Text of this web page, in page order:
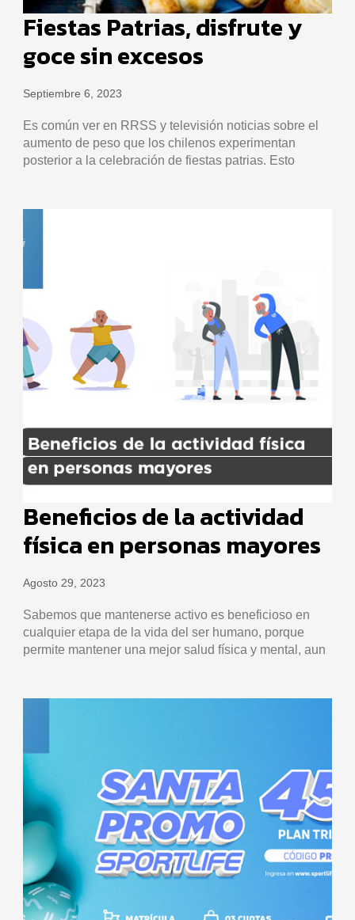
Fiestas Patrias, disfrute y
goce sin excesos
Septiembre 6, 2023
Es común ver en RRSS y televisión noticias sobre el
aumento de peso que los chilenos experimentan
posterior a la celebración de fiestas patrias. Esto
Beneficios de la actividad
física en personas mayores
Agosto 29, 2023
Sabemos que mantenerse activo es beneficioso en
cualquier etapa de la vida del ser humano, porque
permite mantener una mejor salud física y mental, aun